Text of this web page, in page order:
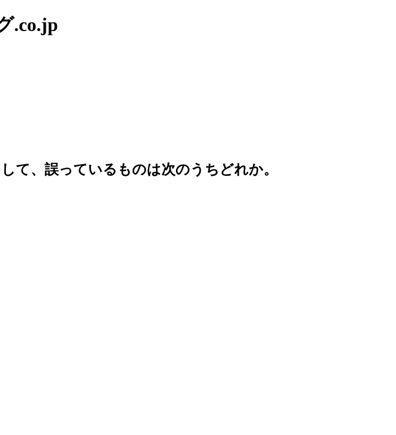
.co.jp
て、誤っているものは次のうちどれか。